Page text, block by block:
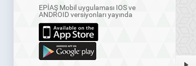
EPİAŞ Mobil uygulaması IOS ve
ANDROID versiyonları yayında